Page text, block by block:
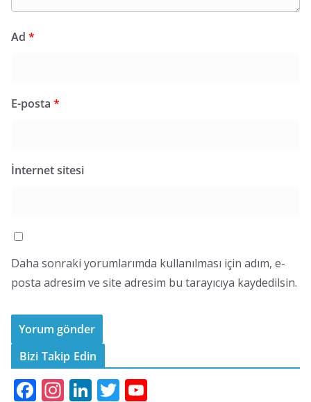
Ad *
E-posta *
İnternet sitesi
Daha sonraki yorumlarımda kullanılması için adım, e-
posta adresim ve site adresim bu tarayıcıya kaydedilsin.
Bizi Takip Edin
F In Li T